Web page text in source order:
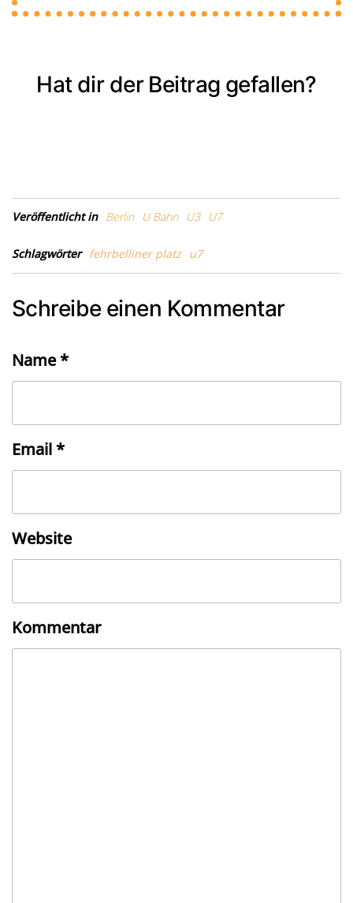
Hat dir der Beitrag gefallen?
Veröffentlicht in Berlin U Bahn U3 U7
Schlagwörter fehrbelliner platz u7
Schreibe einen Kommentar
Name*
Email*
Website
Kommentar